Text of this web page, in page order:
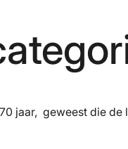
jaar, geweest die de